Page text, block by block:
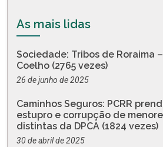
As mais lidas
Sociedade: Tribos de Roraima
Coelho (2765 vezes)
26 de junho de 2025
Caminhos Seguros: PCRR
estupro e corrupção de
distintas da DPCA (1824 vezes)
30 de abril de 2025